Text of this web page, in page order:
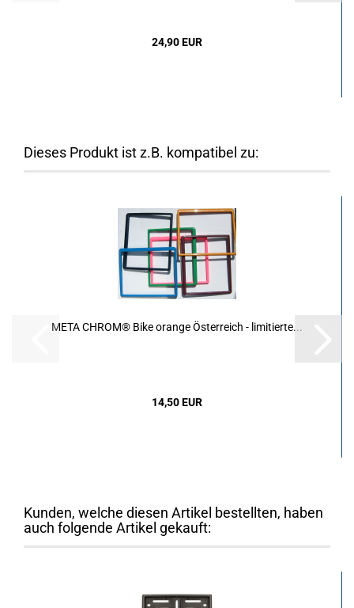
24,90 EUR
Dieses Produkt ist z.B. kompatibel zu:
META CHROM® Bike orange Österreich - limitierte...
14,50 EUR
Kunden, welche diesen Artikel bestellten, haben
auch folgende Artikel gekauft: